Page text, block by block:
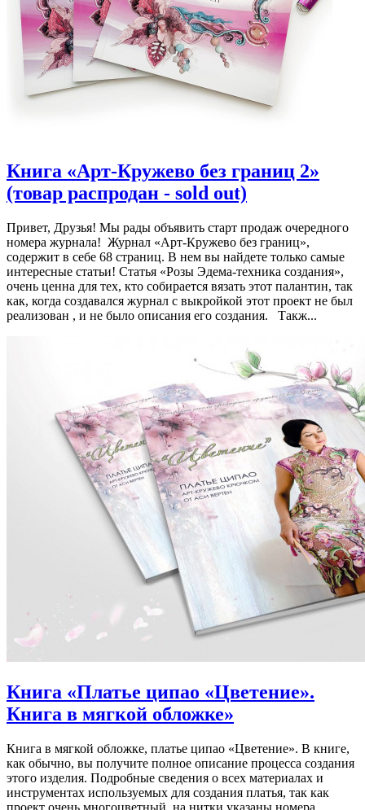
Книга «Арт-Кружево без границ 2»
(товар распродан - sold out)
Привет, Друзья! Мы рады объявить старт продаж очередного
номера журнала! Журнал «Арт-Кружево без границ»,
содержит в себе 68 страниц. В нем вы найдете только самые
интересные статьи! Статья «Розы Эдема-техника создания»,
очень ценна для тех, кто собирается вязать этот палантин, так
как, когда создавался журнал с выкройкой этот проект не был
реализован , и не было описания его создания. Такж...
Книга «Платье ципао «Цветение».
Книга в мягкой обложке»
Книга в мягкой обложке, платье ципао «Цветение». В книге,
как обычно, вы получите полное описание процесса создания
этого изделия. Подробные сведения о всех материалах и
инструментах используемых для создания платья, так как